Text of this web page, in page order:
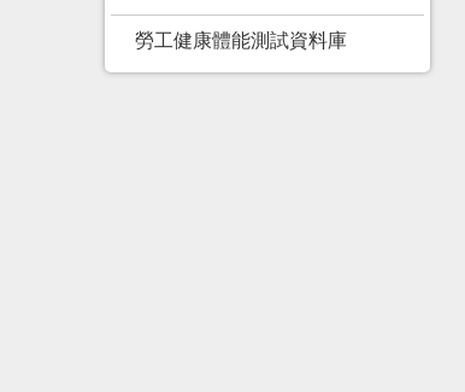
勞工健康體能測試資料庫